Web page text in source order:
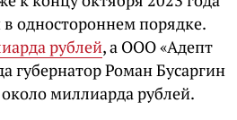
одностороннем порядке.
рублей, а ООО «Адепт
губернатор Роман Бусаргин
миллиарда рублей.